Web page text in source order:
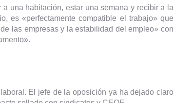
a una habitación, estar una semana y recibir a la
es «perfectamente compatible el trabajo» que
las empresas y la estabilidad del empleo» con
El jefe de la oposición ya ha dejado claro